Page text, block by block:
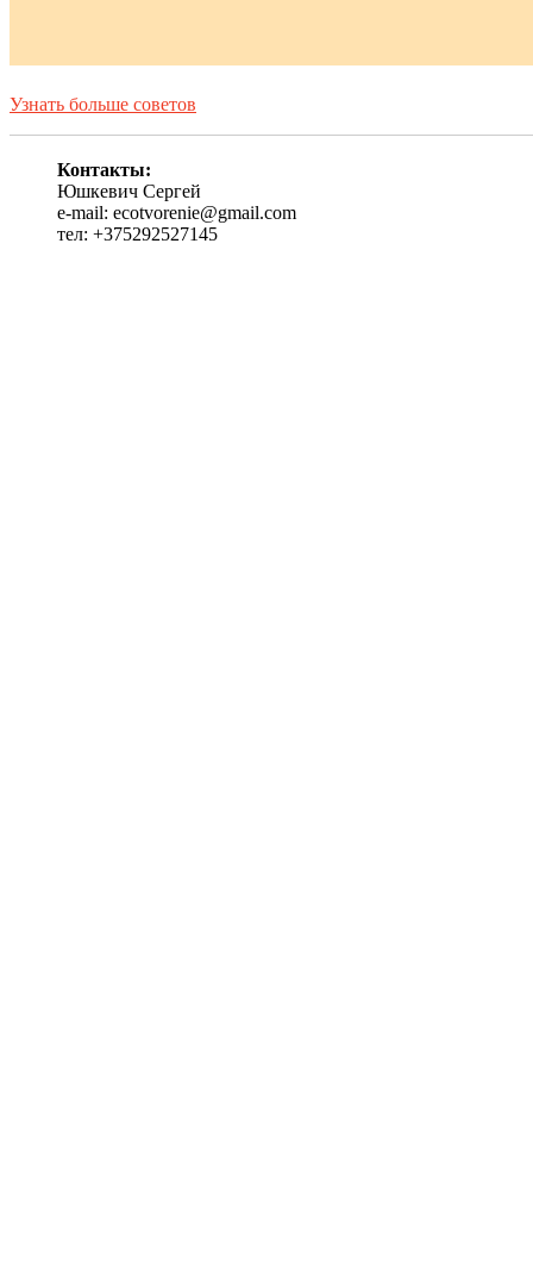
Узнать больше советов
Контакты:
Юшкевич Сергей
e-mail: ecotvorenie@gmail.com
тел: +375292527145